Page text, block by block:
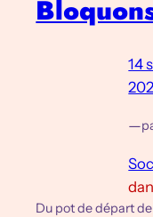
14
—
Du pot de départ